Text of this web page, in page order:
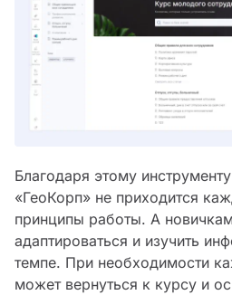
Благодаря этому
«ГеоКорп» не приходится
принципы работы. А
адаптироваться и изучить
темпе. При необходимости
может вернуться к курсу и